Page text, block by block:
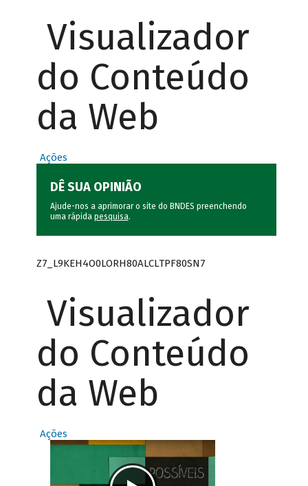
Visualizador
do Conteúdo
da Web
Ações
DÊ SUA OPINIÃO
Ajude-nos a aprimorar o site do BNDES preenchendo
uma rápida pesquisa.
Z7_L9KEH4O0LORH80ALCLTPF80SN7
Visualizador
do Conteúdo
da Web
Ações